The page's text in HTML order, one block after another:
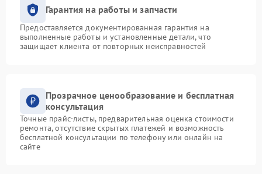
Гарантия на работы и запчасти
Предоставляется документированная гарантия на
выполненные работы и установленные детали, что
защищает клиента от повторных неисправностей
Прозрачное ценообразование и бесплатная
консультация
Точные прайс-листы, предварительная оценка стоимости
ремонта, отсутствие скрытых платежей и возможность
бесплатной консультации по телефону или онлайн на
сайте